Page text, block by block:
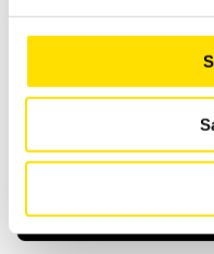
Optimaalinen
soveltuu
mittauksissa. Mahdollista